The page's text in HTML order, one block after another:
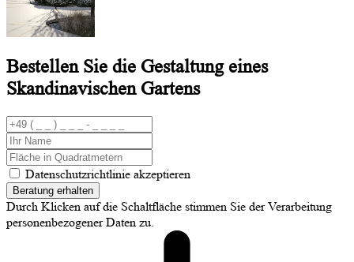
Bestellen Sie die Gestaltung eines
Skandinavischen Gartens
Datenschutzrichtlinie akzeptieren
Beratung erhalten
Durch Klicken auf die Schaltfläche stimmen Sie der Verarbeitung
personenbezogener Daten zu.